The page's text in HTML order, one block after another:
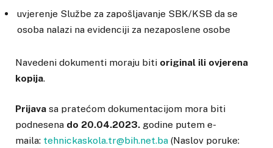
uvjerenje Službe za zapošljavanje SBK/KSB da se
osoba nalazi na evidenciji za nezaposlene osobe
Navedeni dokumenti moraju biti original ili ovjerena
kopija.
Prijava sa pratećom dokumentacijom mora biti
podnesena do 20.04.2023. godine putem e-
maila: tehnickaskola.tr@bih.net.ba (Naslov poruke: